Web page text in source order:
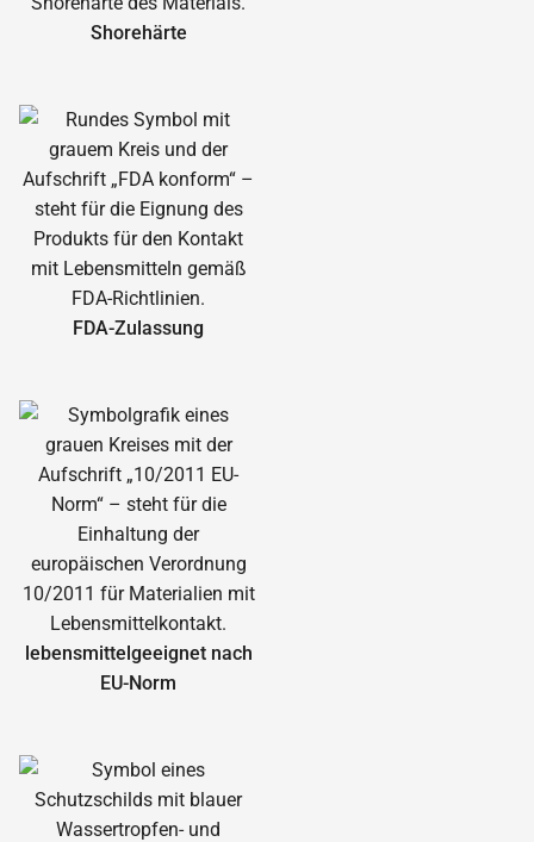
Shorehärte
FDA-Zulassung
lebensmittelgeeignet nach
EU-Norm